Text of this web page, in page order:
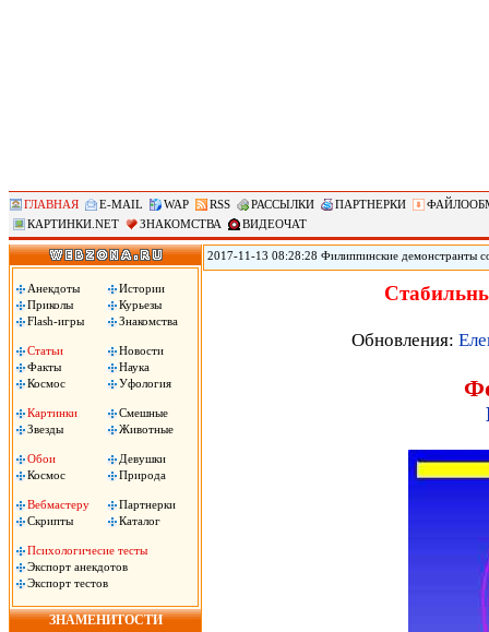
ГЛАВНАЯ E-MAIL WAP RSS РАССЫЛКИ ПАРТНЕРКИ
КАРТИНКИ.NET
ЗНАКОМСТВА ВИДЕОЧАТ
Анекдоты
Истории
Приколы
Курьезы
Flash-игры
Знакомства
Статьи
Новости
Факты
Наука
Космос
Уфология
Картинки
Смешные
Звезды
Животные
Обои
Девушки
Космос
Природа
Вебмастеру
Партнерки
Скрипты
Каталог
Психологичесие тесты
Экспорт анекдотов
Экспорт тестов
ЗНАМЕНИТОСТИ
2017-11-13 08:28:28 Филиппинские демонстранты
против «американского империализма» сожгли
вместе с началом 31-го саммита АСЕАН.
Обновления: